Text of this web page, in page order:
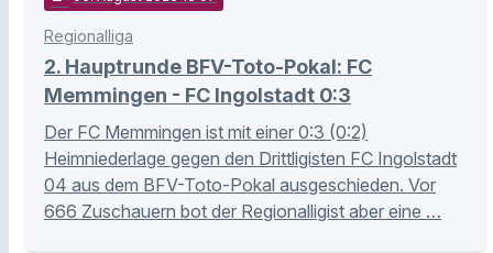
Regionalliga
2. Hauptrunde BFV-Toto-Pokal: FC
Memmingen - FC Ingolstadt 0:3
Der FC Memmingen ist mit einer 0:3 (0:2)
Heimniederlage gegen den Drittligisten FC Ingolstadt
04 aus dem BFV-Toto-Pokal ausgeschieden. Vor
666 Zuschauern bot der Regionalligist aber eine …